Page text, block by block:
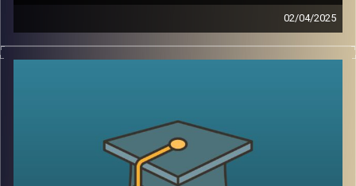
02/04/2025
בפרק הקודם דיברנו קצת על אוכלוסיות בישראל, איך מחלקים
לאוכלוסיות, למה בכלל שווה להשקיע באוכלוסייה הערבית
הערבית אל מול החברה הכללית גדולים?
בפרק הזה נדבר יותר על מוביליות חברתית, השכלה, מי הולך
ללמוד יותר גברים ערביים או נשים ערביות, למה פעם גבריים
ערביים למדו יותר והיום פחות, מהי החלטת החומש לחברה